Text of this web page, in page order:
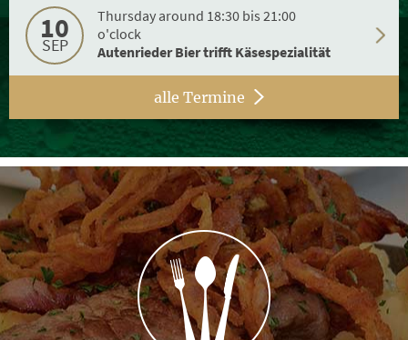
10
SEP
Thursday around 18:30 bis 21:00
o'clock
Autenrieder Bier trifft Käsespezialität
alle Termine